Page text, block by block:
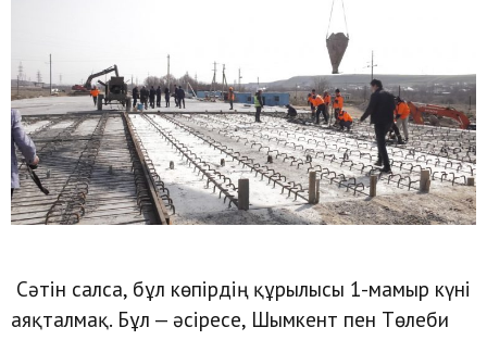
Сәтін салса, бұл көпірдің құрылысы 1-мамыр күні
аяқталмақ. Бұл — әсіресе, Шымкент пен Төлеби